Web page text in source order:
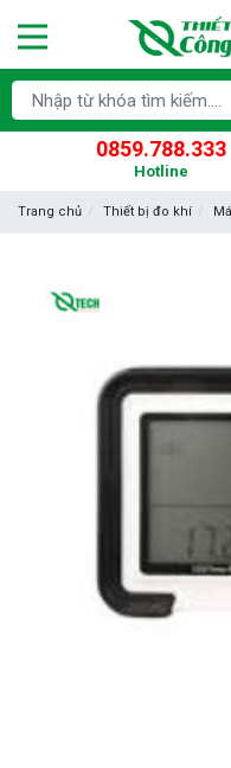
0859.788.333
Hotline
Trang chủ Thiết bị đo khí